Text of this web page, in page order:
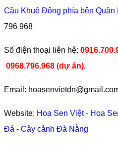
Cầu Khuê Đông phía bên Quận
796 968
​Số điện thoại liên hệ:
0968.796.968 (dự án).
Email:
Website: Hoa Sen Việt- Hoa
Đá - Cây cảnh Đà Nẵng